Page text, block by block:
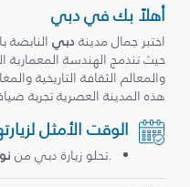
أهلاً بك في دبي
اختبر جمال مدينةدبيالنابضة
حيث تندمج الهندسة المعمارية
والمعالم الثقافة التاريخية
هذه المدينة العصرية تجربة
الوقت الأمثل
.تحلو زيارة دبي من